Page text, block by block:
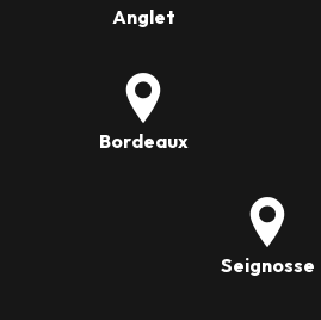
Anglet
Bordeaux
Seignosse